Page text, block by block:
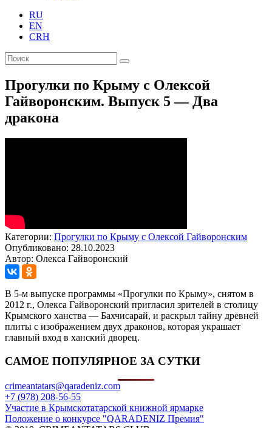
RU
EN
CRH
Прогулки по Крыму с Олексой
Гайворонским. Выпуск 5 — Два
дракона
Категории: Прогулки по Крыму с Олексой Гайворонским
Опубликовано: 28.10.2023
Автор: Олекса Гайворонский
В 5-м выпуске программы «Прогулки по Крыму», снятом в
2012 г., Олекса Гайворонский пригласил зрителей в столицу
Крымского ханства — Бахчисарай, и раскрыл тайну древней
плиты с изображением двух драконов, которая украшает
главный вход в ханский дворец.
САМОЕ ПОПУЛЯРНОЕ ЗА СУТКИ
crimeantatars@qaradeniz.com
+7 (978) 208-56-55
Участие в Крымскотатарской книжной ярмарке
Положение о конкурсе "QARADENIZ Премия"